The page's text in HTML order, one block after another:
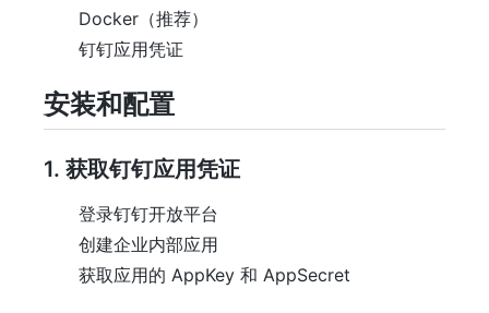
Docker（推荐）
钉钉应用凭证
安装和配置
1. 获取钉钉应用凭证
登录钉钉开放平台
创建企业内部应用
获取应用的 AppKey 和 AppSecret